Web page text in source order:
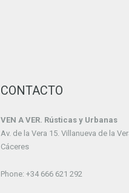
CONTACTO
VEN A VER. Rústicas y Urbanas
Av. de la Vera 15. Villanueva de la
Cáceres
Phone: +34 666 621 292